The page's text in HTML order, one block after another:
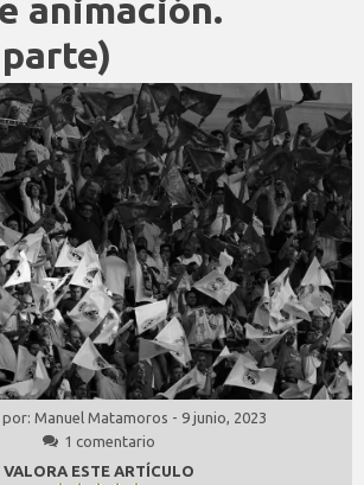
animación.
por: Manuel Matamoros - 9 junio, 2023
1 comentario
VALORA ESTE ARTÍCULO